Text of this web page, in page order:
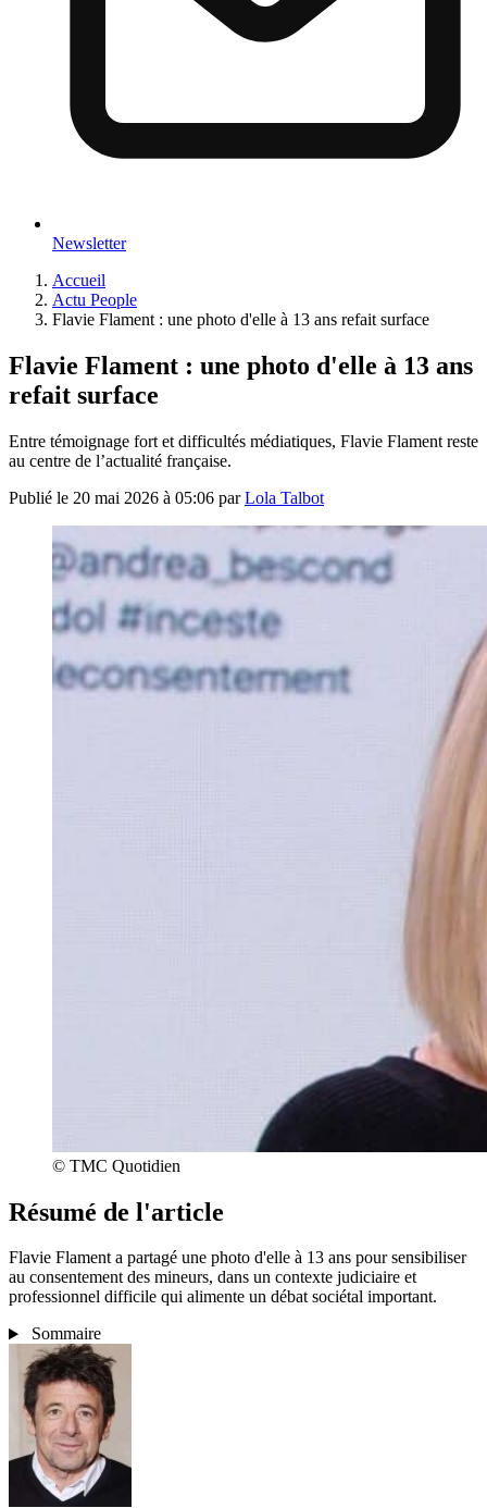
Newsletter
Accueil
Actu People
Flavie Flament : une photo d'elle à 13 ans refait surface
Flavie Flament : une photo d'elle à 13 ans
refait surface
Entre témoignage fort et difficultés médiatiques, Flavie Flament reste
au centre de l’actualité française.
Publié le 20 mai 2026 à 05:06 parLola Talbot
© TMC Quotidien
Résumé de l'article
Flavie Flament a partagé une photo d'elle à 13 ans pour sensibiliser
au consentement des mineurs, dans un contexte judiciaire et
professionnel difficile qui alimente un débat sociétal important.
Sommaire